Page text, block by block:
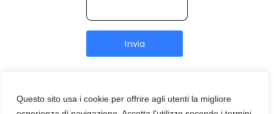
Questo sito usa i cookie per offrire agli utenti la migliore